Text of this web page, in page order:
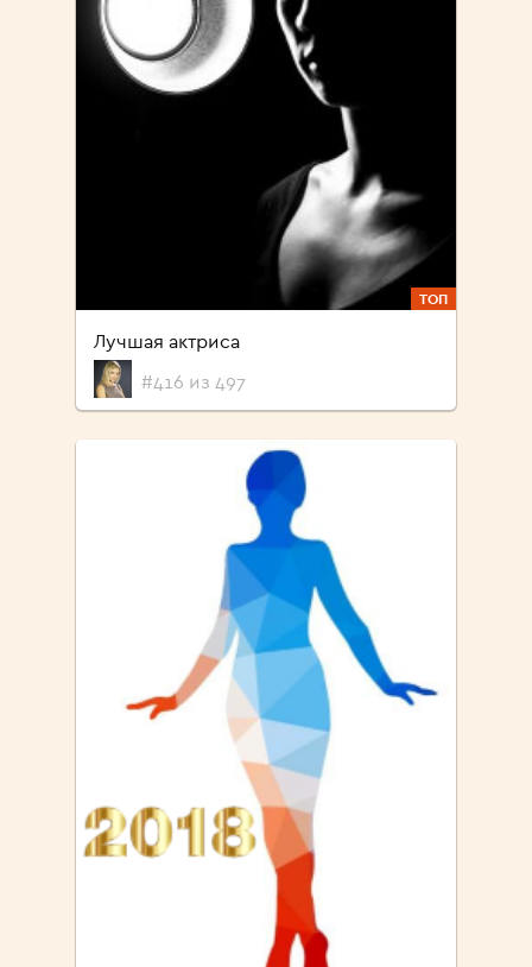
ТОП
Лучшая актриса
#416 из 497